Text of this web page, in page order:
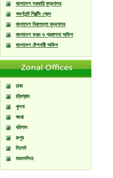
বাংলাদেশ সরকারি মুদ্রণালয়
গভর্ণমেন্ট প্রিন্টিং প্রেস
বাংলাদেশ নিরাপত্তা মুদ্রণালয়
বাংলাদেশ ফরম ও প্রকাশনা অফিস
বাংলাদেশ ষ্টেশনারী অফিস
ঢাকা
চট্রগ্রাম
খুলনা
বগুরা
বরিশাল
রংপুর
সিলেট
ময়মনসিংহ